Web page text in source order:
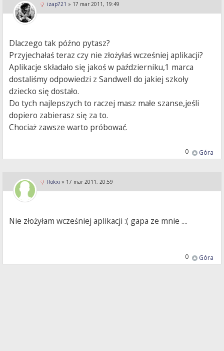
izap721 » 17 mar 2011, 19:49
Dlaczego tak późno pytasz?
Przyjechałaś teraz czy nie złożyłaś wcześniej aplikacji?
Aplikacje składało się jakoś w październiku,1 marca
dostaliśmy odpowiedzi z Sandwell do jakiej szkoły
dziecko się dostało.
Do tych najlepszych to raczej masz małe szanse,jeśli
dopiero zabierasz się za to.
Chociaż zawsze warto próbować.
Góra
0
Rokxi » 17 mar 2011, 20:59
Nie złożyłam wcześniej aplikacji :( gapa ze mnie ....
Góra
0